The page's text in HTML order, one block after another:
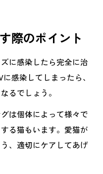
際のポイント
に感染したら完全に治
感染してしまったら、
るでしょう。
は個体によって様々で
る猫もいます。愛猫が
、適切にケアしてあげ